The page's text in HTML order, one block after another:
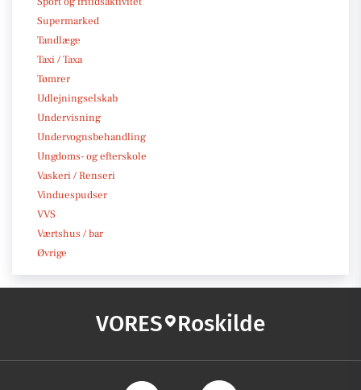
Supermarked
Tandlæge
Taxi / Taxa
Tømrer
Udlejningselskab
Undervisning
Undervognsbehandling
Ungdoms- og efterskole
Vaskeri / Renseri
Vinduespudser
VVS
Værtshus / bar
Øvrige
VORES Roskilde